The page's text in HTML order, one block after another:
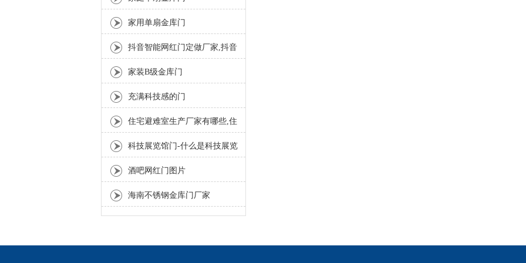
家用单扇金库门
抖音智能网红门定做厂家,抖音
智能网红门设计方案
家装B级金库门
充满科技感的门
住宅避难室生产厂家有哪些,住
宅避难室价格是多少
科技展览馆门-什么是科技展览
馆门,科技展览馆门简介
酒吧网红门图片
海南不锈钢金库门厂家